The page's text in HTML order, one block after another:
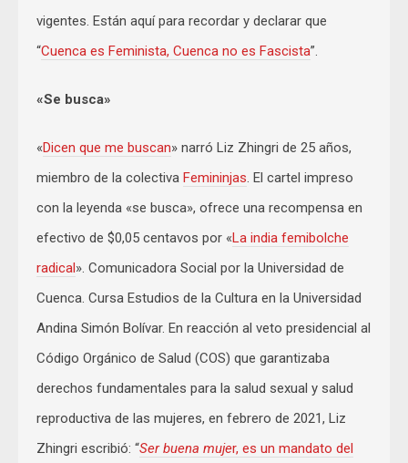
vigentes. Están aquí para recordar y declarar que
“Cuenca es Feminista, Cuenca no es Fascista”.
«Se busca»
«Dicen que me buscan» narró Liz Zhingri de 25 años,
miembro de la colectiva Femininjas. El cartel impreso
con la leyenda «se busca», ofrece una recompensa en
efectivo de $0,05 centavos por «La india femibolche
radical». Comunicadora Social por la Universidad de
Cuenca. Cursa Estudios de la Cultura en la Universidad
Andina Simón Bolívar. En reacción al veto presidencial al
Código Orgánico de Salud (COS) que garantizaba
derechos fundamentales para la salud sexual y salud
reproductiva de las mujeres, en febrero de 2021, Liz
Zhingri escribió: “Ser buena mujer, es un mandato del